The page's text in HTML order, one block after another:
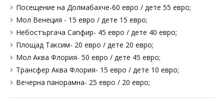
Посещение на Долмабахче-60 евро / дете 55 евро;
Мол Венеция - 15 евро / дете 15 евро;
Небостъргача Сапфир- 45 евро / дете 40 евро;
Площад Таксим- 20 евро / дете 20 евро;
Мол Аква Флория- 50 евро / дете 45 евро;
Трансфер Аква Флория- 15 евро / дете 10 евро;
Вечерна панорамна- 25 евро / 20 евро;